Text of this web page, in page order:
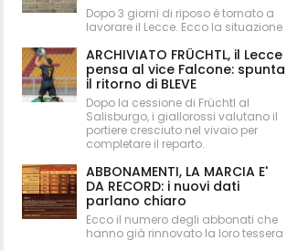
Dopo 3 giorni di riposo è tornato a
lavorare il Lecce. Ecco la situazione
ARCHIVIATO FRÜCHTL, il Lecce
pensa al vice Falcone: spunta
il ritorno di BLEVE
Dopo la cessione di Früchtl al
Salisburgo, i giallorossi valutano il
portiere cresciuto nel vivaio per
completare il reparto.
ABBONAMENTI, LA MARCIA E'
DA RECORD: i nuovi dati
parlano chiaro
Ecco il numero degli abbonati che
hanno già rinnovato la loro tessera